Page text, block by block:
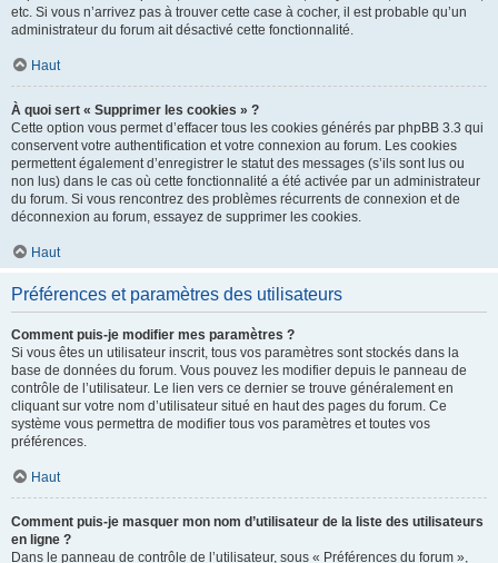
etc. Si vous n’arrivez pas à trouver cette case à cocher, il est probable qu’un
administrateur du forum ait désactivé cette fonctionnalité.
Haut
À quoi sert « Supprimer les cookies » ?
Cette option vous permet d’effacer tous les cookies générés par phpBB 3.3 qui
conservent votre authentification et votre connexion au forum. Les cookies
permettent également d’enregistrer le statut des messages (s’ils sont lus ou
non lus) dans le cas où cette fonctionnalité a été activée par un administrateur
du forum. Si vous rencontrez des problèmes récurrents de connexion et de
déconnexion au forum, essayez de supprimer les cookies.
Haut
Préférences et paramètres des utilisateurs
Comment puis-je modifier mes paramètres ?
Si vous êtes un utilisateur inscrit, tous vos paramètres sont stockés dans la
base de données du forum. Vous pouvez les modifier depuis le panneau de
contrôle de l’utilisateur. Le lien vers ce dernier se trouve généralement en
cliquant sur votre nom d’utilisateur situé en haut des pages du forum. Ce
système vous permettra de modifier tous vos paramètres et toutes vos
préférences.
Haut
Comment puis-je masquer mon nom d’utilisateur de la liste des utilisateurs
en ligne ?
Dans le panneau de contrôle de l’utilisateur, sous « Préférences du forum »,